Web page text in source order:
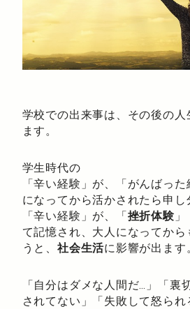
学校での出来事は、その後の人
ます。
学生時代の
「辛い経験」が、「がんばっ
になってから活かされたら申し
「辛い経験」が、「挫折体験 」
て記憶され、大人になってから
うと、 社会生活に影響が出ます
「自分はダメな人間だ…」「裏
されてない」「失敗して怒られ